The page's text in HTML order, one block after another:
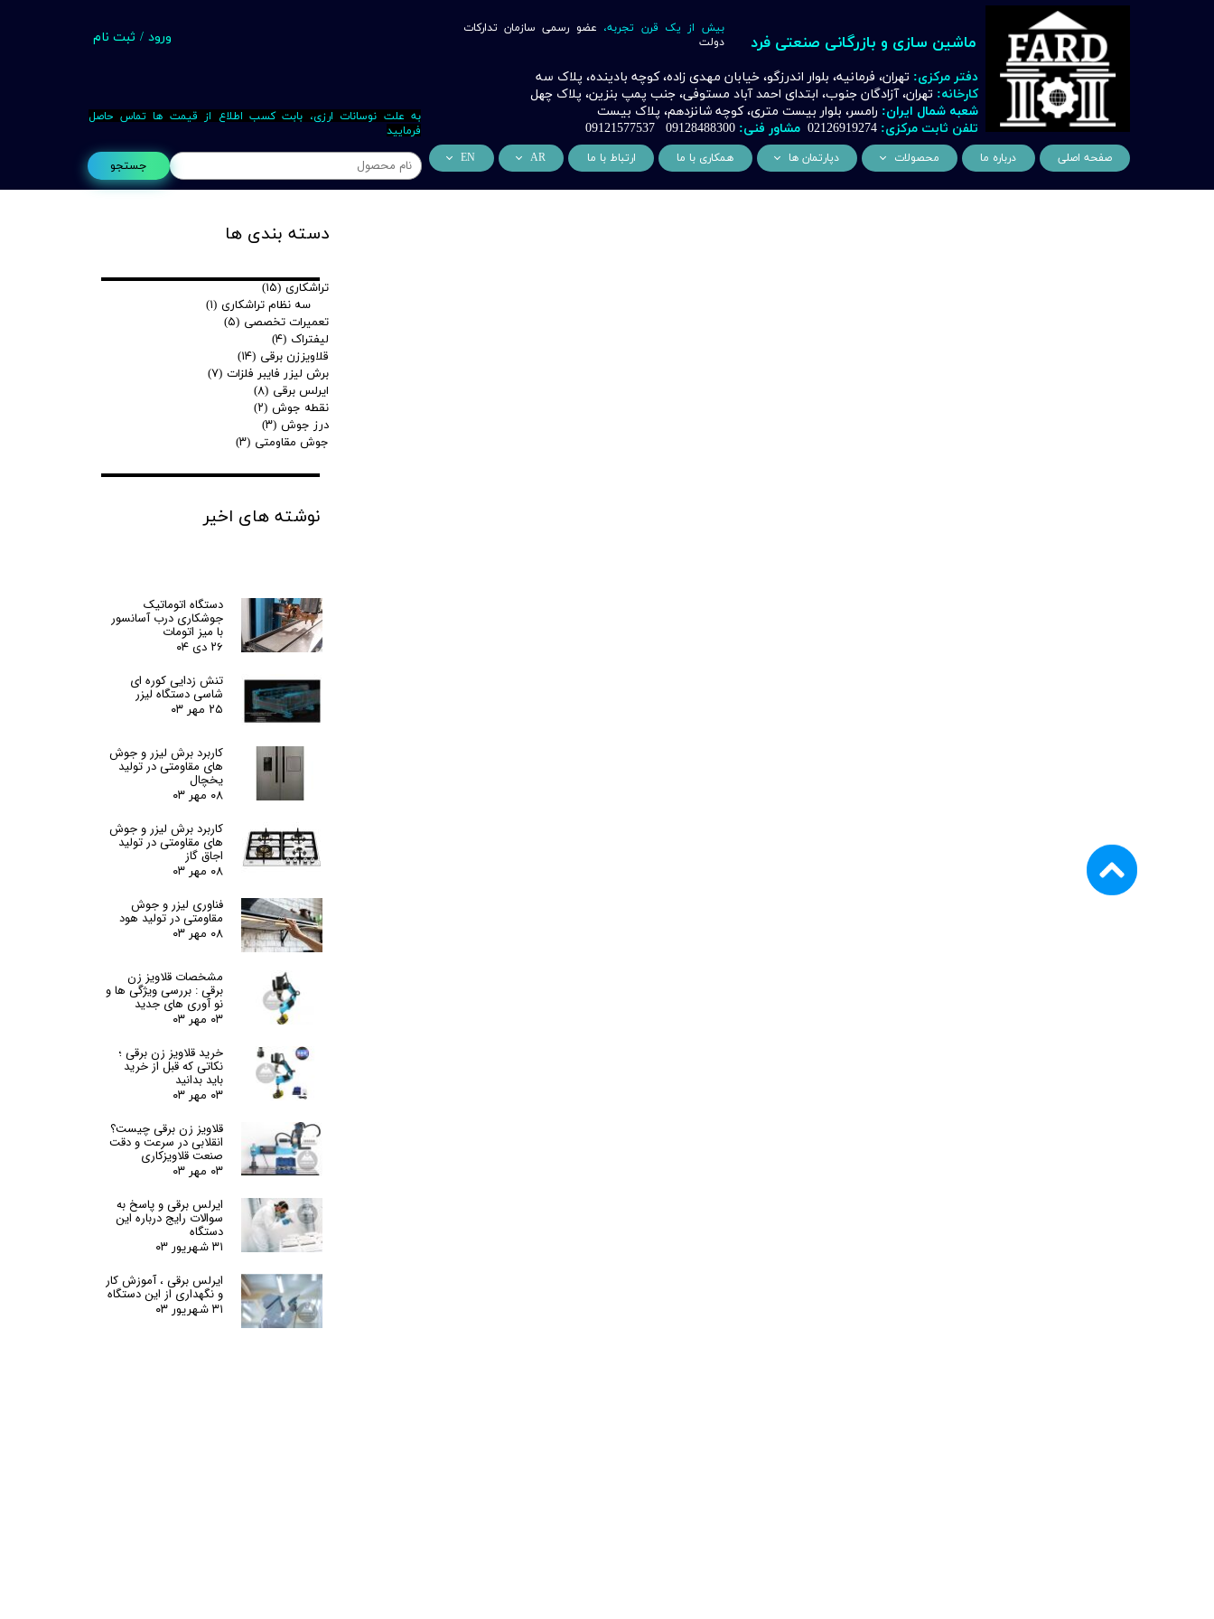
جستجو
دفتر مرکزی: تهران، فرمانیه، بلوار اندرزگو، خیابان مهدی زاده، کوچه بادینده، پلاک سه
کارخانه: تهران، آزادگان جنوب، ابتدای احمد آباد مستوفی، جنب پمپ بنزین، پلاک چهل
شعبه شمال ایران: رامسر، بلوار بیست متری، کوچه شانزدهم، پلاک بیست
تلفن ثابت مرکزی: 02126919274 مشاور فنی:
ماشین سازی و بازرگانی صنعتی فرد
بیش از یک قرن تجربه، عضو رسمی سازمان تدارکات
دولت
ورود / ثبت نام
خروج از حساب کاربری
صفحه اصلی درباره ما محصولات دپارتمان ها همکاری با ما ارتباط با ما AR
EN
به علت نوسانات ارزی، بابت کسب اطلاع از قیمت ها تماس حاصل
فرمایید
نوشته های اخیر
دستگاه اتوماتیک
جوشکاری درب آسانسور
با میز اتومات
۲۶ دی ۰۴
تنش زدایی کوره ای
شاسی دستگاه لیزر
۲۵ مهر ۰۳
کاربرد برش لیزر و جوش
های مقاومتی در تولید
یخچال
۰۸ مهر ۰۳
کاربرد برش لیزر و جوش
های مقاومتی در تولید
اجاق گاز
۰۸ مهر ۰۳
فناوری لیزر و جوش
مقاومتی در تولید هود
۰۸ مهر ۰۳
مشخصات قلاویز زن
برقی : بررسی ویژگی ها و
نو آوری های جدید
۰۳ مهر ۰۳
خرید قلاویز زن برقی ؛
نکاتی که قبل از خرید
باید بدانید
۰۳ مهر ۰۳
قلاویز زن برقی چیست؟
انقلابی در سرعت و دقت
صنعت قلاویزکاری
۰۳ مهر ۰۳
ایرلس برقی و پاسخ به
سوالات رایج درباره این
دستگاه
۳۱ شهریور ۰۳
ایرلس برقی ، آموزش کار
و نگهداری از این دستگاه
۳۱ شهریور ۰۳
دسته بندی ها
تراشکاری (۱۵)
سه نظام تراشکاری (۱)
تعمیرات تخصصی (۵)
لیفتراک (۴)
قلاویززن برقی (۱۴)
برش لیزر فایبر فلزات (۷)
ایرلس برقی (۸)
نقطه جوش (۲)
درز جوش (۳)
جوش مقاومتی (۳)